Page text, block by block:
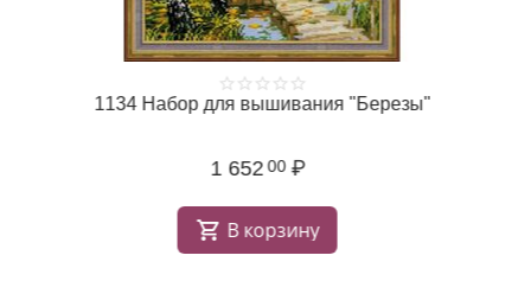
1134 Набор для вышивания "Березы"
1 652 00 ₽
В корзину